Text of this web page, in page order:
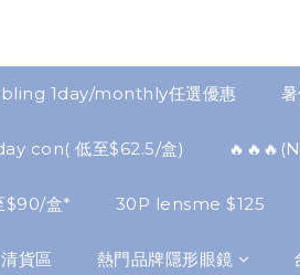
1day/monthly任選優惠
con( 低至$62.5/盒)
$90/盒* 30P lensme $125
清貨區 熱門品牌隱形眼鏡